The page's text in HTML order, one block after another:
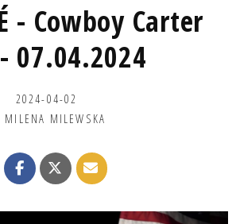
- Cowboy Carter
07.04.2024
2024-04-02
MILENA MILEWSKA